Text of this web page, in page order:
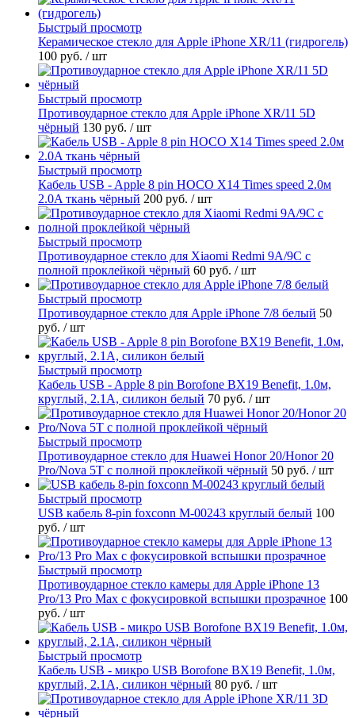
Быстрый просмотр
Керамическое стекло для Apple iPhone XR/11 (гидрогель)
100 руб. / шт
Быстрый просмотр
Противоударное стекло для Apple iPhone XR/11 5D
чёрный 130 руб. / шт
Быстрый просмотр
Кабель USB - Apple 8 pin HOCO X14 Times speed 2.0м
2.0A ткань чёрный 200 руб. / шт
Быстрый просмотр
Противоударное стекло для Xiaomi Redmi 9A/9C с
полной проклейкой чёрный 60 руб. / шт
Быстрый просмотр
Противоударное стекло для Apple iPhone 7/8 белый 50
руб. / шт
Быстрый просмотр
Кабель USB - Apple 8 pin Borofone BX19 Benefit, 1.0м,
круглый, 2.1A, силикон белый 70 руб. / шт
Быстрый просмотр
Противоударное стекло для Huawei Honor 20/Honor 20
Pro/Nova 5T с полной проклейкой чёрный 50 руб. / шт
Быстрый просмотр
USB кабель 8-pin foxconn M-00243 круглый белый 100
руб. / шт
Быстрый просмотр
Противоударное стекло камеры для Apple iPhone 13
Pro/13 Pro Max с фокусировкой вспышки прозрачное 100
руб. / шт
Быстрый просмотр
Кабель USB - микро USB Borofone BX19 Benefit, 1.0м,
круглый, 2.1A, силикон чёрный 80 руб. / шт